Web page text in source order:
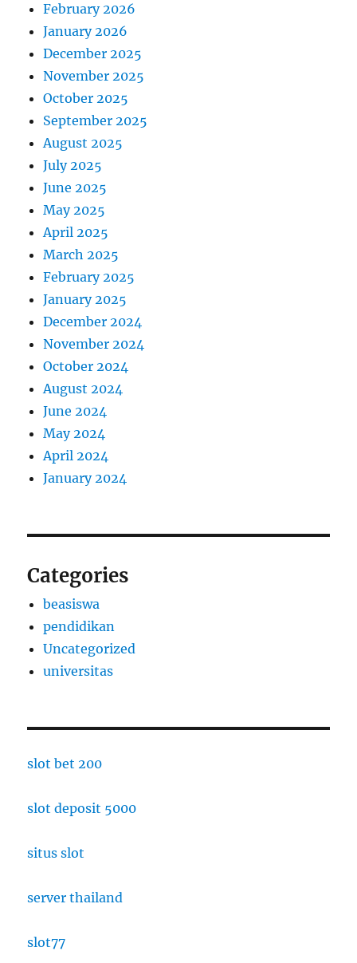
February 2026
January 2026
December 2025
November 2025
October 2025
September 2025
August 2025
July 2025
June 2025
May 2025
April 2025
March 2025
February 2025
January 2025
December 2024
November 2024
October 2024
August 2024
June 2024
May 2024
April 2024
January 2024
Categories
beasiswa
pendidikan
Uncategorized
universitas
slot bet 200
slot deposit 5000
situs slot
server thailand
slot77